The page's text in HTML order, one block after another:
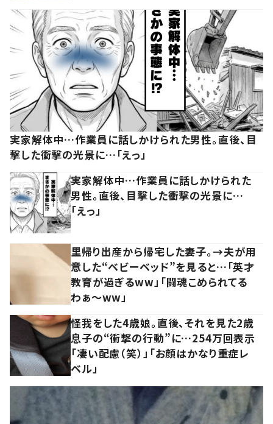
実家解体中…作業員に話しかけられた男性。直後、目
撃した衝撃の光景に…「えっ」
実家解体中…作業員に話しかけられた
男性。直後、目撃した衝撃の光景に…
「えっ」
里帰り出産から帰宅した妻子。→夫が用
意した“ベビーベッド”を見ると…「英才
教育が過ぎるww」「闘魂こめられてる
わぁ～ww」
怪我をした4歳娘。直後、それを見た2歳
息子の“衝撃の行動”に…254万回表示
「凄い配慮（笑）」「お顔はかなり重症レ
ベル」